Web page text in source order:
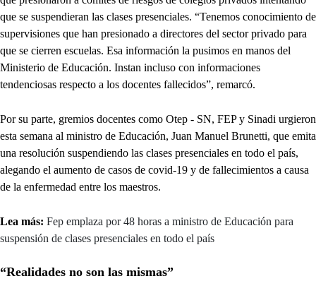
que se suspendieran las clases presenciales. “Tenemos conocimiento de
supervisiones que han presionado a directores del sector privado para
que se cierren escuelas. Esa información la pusimos en manos del
Ministerio de Educación. Instan incluso con informaciones
tendenciosas respecto a los docentes fallecidos”, remarcó.
Por su parte, gremios docentes como Otep - SN, FEP y Sinadi urgieron
esta semana al ministro de Educación, Juan Manuel Brunetti, que emita
una resolución suspendiendo las clases presenciales en todo el país,
alegando el aumento de casos de covid-19 y de fallecimientos a causa
de la enfermedad entre los maestros.
Lea más: Fep emplaza por 48 horas a ministro de Educación para
suspensión de clases presenciales en todo el país
“Realidades no son las mismas”